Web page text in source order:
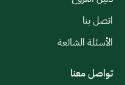
اتصل بنا
الأسئلة الشائعة
تواصل معنا